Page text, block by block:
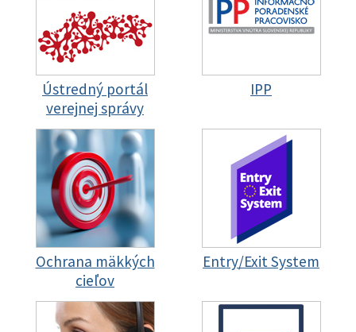
Ústredný portál
verejnej správy
IPP
Ochrana mäkkých
cieľov
Entry/Exit System